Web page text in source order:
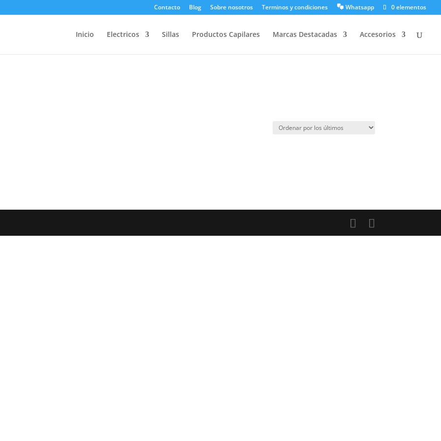
Contacto Blog Sobre nosotros Terminos y condiciones Whatsapp 0 elementos
Inicio Electricos Sillas Productos Capilares Marcas Destacadas Accesorios